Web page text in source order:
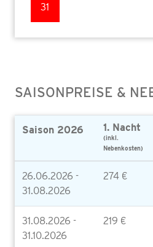
31
SAISONPREISE &
Saison 2026 1. Nacht
(inkl.
Nebenkosten)
26.06.2026 -
31.08.2026
274 €
31.08.2026 -
31.10.2026
219 €